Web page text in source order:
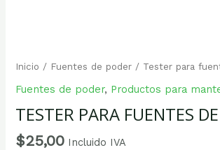
Inicio / Fuentes de poder / Tester para
Fuentes de poder, Productos para
TESTER PARA FUENTES
$25,00 Incluido IVA